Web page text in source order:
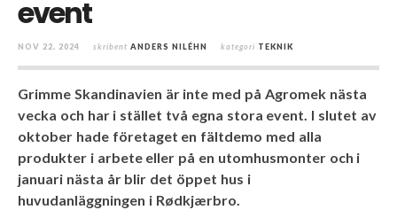
event
NOV 22, 2024 skribent ANDERS NILÉHN kategori TEKNIK
Grimme Skandinavien är inte med på Agromek nästa
vecka och har i stället två egna stora event. I slutet av
oktober hade företaget en fältdemo med alla
produkter i arbete eller på en utomhusmonter och i
januari nästa år blir det öppet hus i
huvudanläggningen i Rødkjærbro.